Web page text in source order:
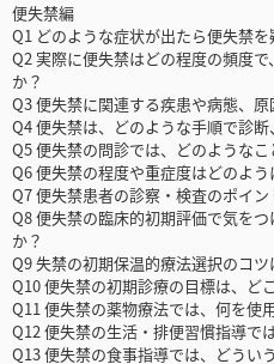
便失禁編
Q1 どのような症状が出たら便失禁
Q2 実際に便失禁はどの程度の頻度
か？
Q3 便失禁に関連する疾患や病態、
Q4 便失禁は、どのような手順で診
Q5 便失禁の問診では、どのような
Q6 便失禁の程度や重症度はどのよう
Q7 便失禁患者の診察・検査のポイン
Q8 便失禁の臨床的初期評価で気を
か？
Q9 失禁の初期保温的療法選択のコツ
Q10 便失禁の初期診療の目標は、ど
Q11 便失禁の薬物療法では、何を使
Q12 便失禁の生活・排便習慣指導で
Q13 便失禁の食事指導では、どうい